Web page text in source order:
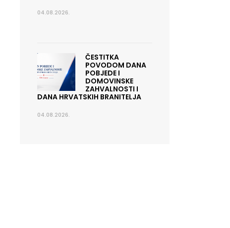
04.08.2026.
ČESTITKA
POVODOM DANA
POBJEDE I
DOMOVINSKE
ZAHVALNOSTI I
DANA HRVATSKIH BRANITELJA
04.08.2026.